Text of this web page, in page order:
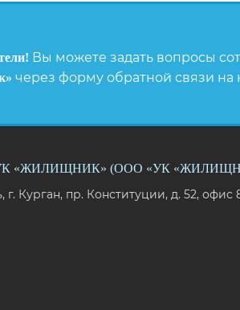
Вы можете задать вопросы
через форму обратной связи на
«ЖИЛИЩНИК» (ООО «УК
г. Курган, пр. Конституции, д. 52, офис